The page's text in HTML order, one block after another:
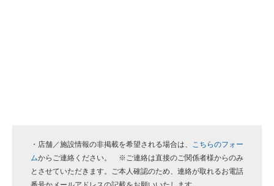
・店舗／施設情報の非掲載を希望される場合は、 こちらのフォー
ムからご連絡ください。 ※ご連絡は直接のご関係者様からのみ
とさせていただきます。ご本人確認のため、連絡が取れるお電話